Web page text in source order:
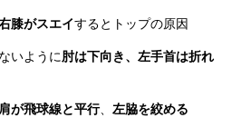
膝がスエイするとトップの原因
いように肘は下向き、左手首は折れ
が飛球線と平行、左脇を絞める